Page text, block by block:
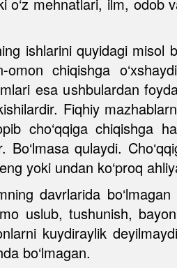
ishlarini quyidagi misol
chiqishga
esa ushbulardan
Fiqhiy
cho‘qqiga chiqishga
Bo‘lmasa qulaydi.
yoki undan ko‘proq
davrlarida
uslub, tushunish,
kuydiraylik
bo‘lmagan.